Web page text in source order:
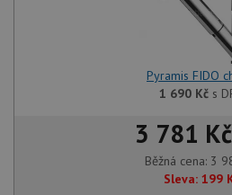
Pyramis FIDO
1 690 Kčs
3 781 Kč
Běžná cena: 3
Sleva: 199